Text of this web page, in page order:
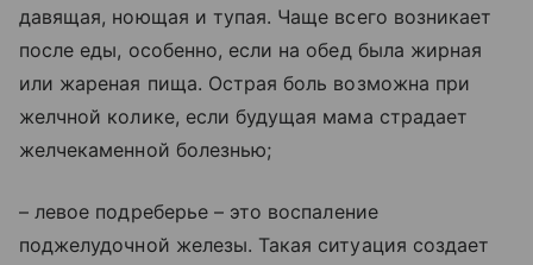
давящая, ноющая и тупая. Чаще всего возникает
после еды, особенно, если на обед была жирная
или жареная пища. Острая боль возможна при
желчной колике, если будущая мама страдает
желчекаменной болезнью;
– левое подреберье – это воспаление
поджелудочной железы. Такая ситуация создает